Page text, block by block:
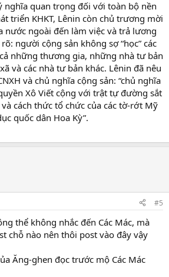
nghĩa quan trọng đối với toàn bộ nền
triển KHKT, Lênin còn chủ trương mời
nước ngoài đến làm việc và trả lương
người cộng sản không sợ “học” các
những thương gia, những nhà tư bản
và các nhà tư bản khác. Lênin đã nêu
và chủ nghĩa cộng sản: “chủ nghĩa
Xô Viết cộng với trật tự đường sắt
cách thức tổ chức của các tờ-rớt Mỹ
quốc dân Hoa Kỳ”.
#5
thể không nhắc đến Các Mác, mà
chỗ nào nên thôi post vào đây vậy
Ăng-ghen đọc trước mộ Các Mác